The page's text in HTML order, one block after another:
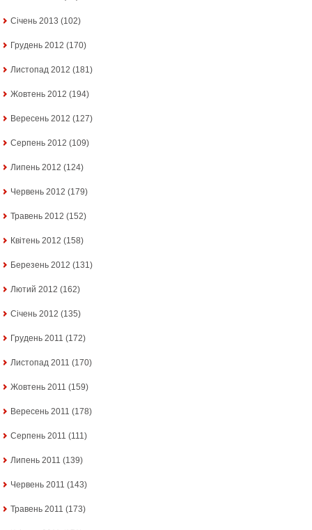
Січень 2013 (102)
Грудень 2012 (170)
Листопад 2012 (181)
Жовтень 2012 (194)
Вересень 2012 (127)
Серпень 2012 (109)
Липень 2012 (124)
Червень 2012 (179)
Травень 2012 (152)
Квітень 2012 (158)
Березень 2012 (131)
Лютий 2012 (162)
Січень 2012 (135)
Грудень 2011 (172)
Листопад 2011 (170)
Жовтень 2011 (159)
Вересень 2011 (178)
Серпень 2011 (111)
Липень 2011 (139)
Червень 2011 (143)
Травень 2011 (173)